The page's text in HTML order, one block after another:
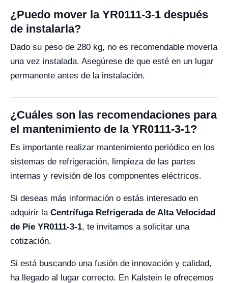
¿Puedo mover la YR0111-3-1 después
de instalarla?
Dado su peso de 280 kg, no es recomendable moverla
una vez instalada. Asegúrese de que esté en un lugar
permanente antes de la instalación.
¿Cuáles son las recomendaciones para
el mantenimiento de la YR0111-3-1?
Es importante realizar mantenimiento periódico en los
sistemas de refrigeración, limpieza de las partes
internas y revisión de los componentes eléctricos.
Si deseas más información o estás interesado en
adquirir la Centrífuga Refrigerada de Alta Velocidad
de Pie YR0111-3-1, te invitamos a solicitar una
cotización.
Si está buscando una fusión de innovación y calidad,
ha llegado al lugar correcto. En Kalstein le ofrecemos